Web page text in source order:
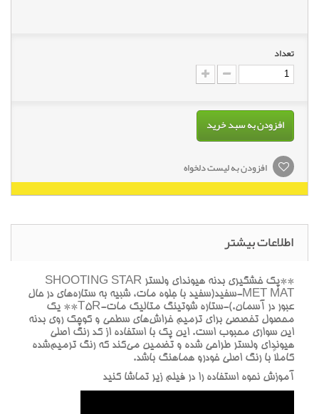
تعداد
افزودن به سبد خرید
افزودن به لیست دلخواه
اطلاعات بیشتر
**پک خشگيري بدنه هيونداي ولستر SHOOTING STAR
MET MAT-سفيد(سفيد با جلوه مات، شبيه به ستاره‌هاي در حال
عبور در آسمان.)-ستاره شوتينگ متاليک مات-T5R** يک
محصول تخصصي براي ترميم خراش‌هاي سطحي و کوچک روي بدنه
اين سواري محبوب است. اين پک با استفاده از کد رنگ اصلي
هيونداي ولستر طراحي شده و تضمين مي‌کند که رنگ ترميم‌شده
کاملاً با رنگ اصلي خودرو هماهنگ باشد.
آموزش نحوه استفاده را در فيلم زير تماشا کنيد